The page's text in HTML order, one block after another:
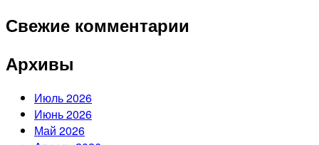
Свежие комментарии
Архивы
Июль 2026
Июнь 2026
Май 2026